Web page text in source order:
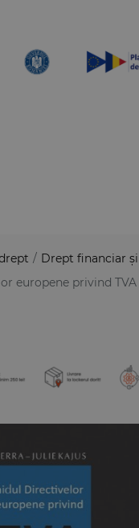
/ Drept financiar
europene privind TVA